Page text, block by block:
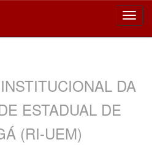
DA
ESTADUAL DE
(RI-UEM)